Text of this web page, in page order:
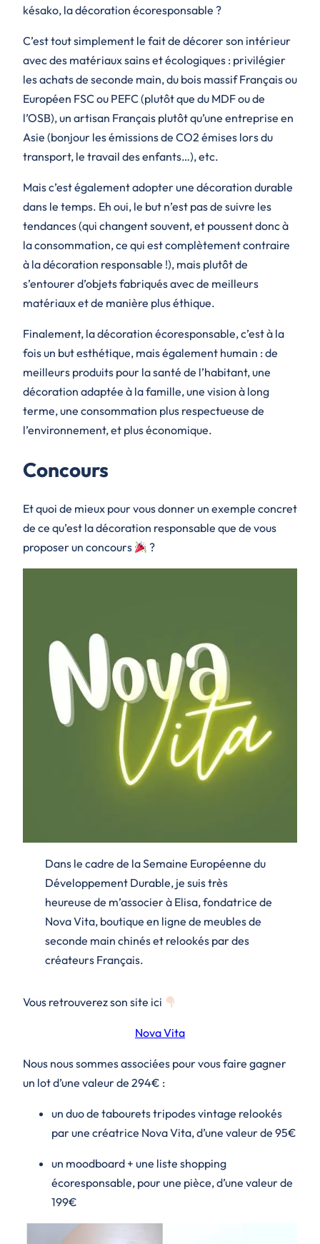
késako, la décoration écoresponsable ?
C’est tout simplement le fait de décorer son intérieur
avec des matériaux sains et écologiques : privilégier
les achats de seconde main, du bois massif Français ou
Européen FSC ou PEFC (plutôt que du MDF ou de
l’OSB), un artisan Français plutôt qu’une entreprise en
Asie (bonjour les émissions de CO2 émises lors du
transport, le travail des enfants…), etc.
Mais c’est également adopter une décoration durable
dans le temps. Eh oui, le but n’est pas de suivre les
tendances (qui changent souvent, et poussent donc à
la consommation, ce qui est complètement contraire
à la décoration responsable !), mais plutôt de
s’entourer d’objets fabriqués avec de meilleurs
matériaux et de manière plus éthique.
Finalement, la décoration écoresponsable, c’est à la
fois un but esthétique, mais également humain : de
meilleurs produits pour la santé de l’habitant, une
décoration adaptée à la famille, une vision à long
terme, une consommation plus respectueuse de
l’environnement, et plus économique.
Concours
Et quoi de mieux pour vous donner un exemple concret
de ce qu’est la décoration responsable que de vous
proposer un concours
?
Dans le cadre de la Semaine Européenne du
Développement Durable, je suis très
heureuse de m’associer à Elisa, fondatrice de
Nova Vita, boutique en ligne de meubles de
seconde main chinés et relookés par des
créateurs Français.
Vous retrouverez son site ici
Nova Vita
Nous nous sommes associées pour vous faire gagner
un lot d’une valeur de 294€ :
un duo de tabourets tripodes vintage relookés
par une créatrice Nova Vita, d’une valeur de 95€
un moodboard + une liste shopping
écoresponsable, pour une pièce, d’une valeur de
199€